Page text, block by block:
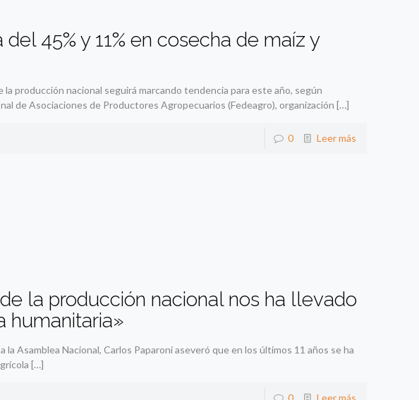
45% y 11% en cosecha de maíz y
la producción nacional seguirá marcando tendencia para este año, según
de Asociaciones de Productores Agropecuarios (Fedeagro), organización […]
0 Leer más
la producción nacional nos ha llevado
humanitaria»
la Asamblea Nacional, Carlos Paparoni aseveró que en los últimos 11 años se ha
[…]
0 Leer más